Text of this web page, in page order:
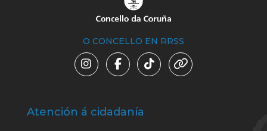
O CONCELLO EN RRSS
Atención á cidadanía